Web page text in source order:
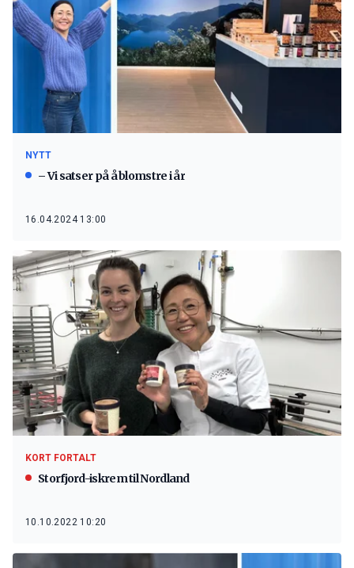
NYTT
– Vi satser på å blomstre i år
16.04.2024 13:00
KORT FORTALT
Storfjord-iskrem til Nordland
10.10.2022 10:20